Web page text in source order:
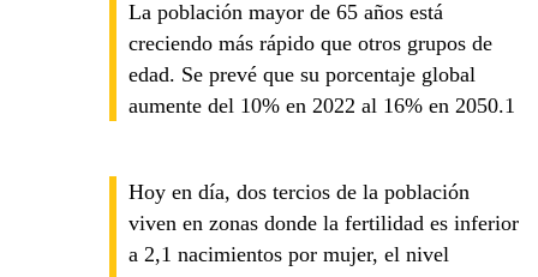
La población mayor de 65 años está
creciendo más rápido que otros grupos de
edad. Se prevé que su porcentaje global
aumente del 10% en 2022 al 16% en 2050.1
Hoy en día, dos tercios de la población
viven en zonas donde la fertilidad es inferior
a 2,1 nacimientos por mujer, el nivel